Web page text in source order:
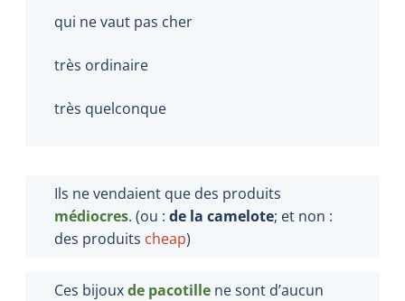
qui ne vaut pas cher
très ordinaire
très quelconque
Ils ne vendaient que des produits
médiocres. (ou : de la camelote; et non :
des produits cheap)
Ces bijouxde pacotille ne sont d’aucun